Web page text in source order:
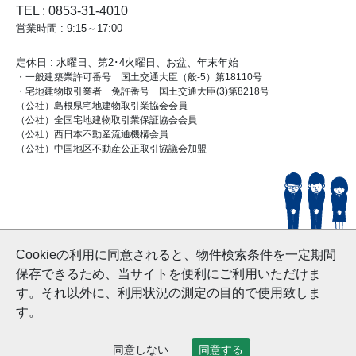
Cookieの利用に同意されると、物件検索条件を一定期間
保存できるため、当サイトを便利にご利用いただけま
す。それ以外に、利用状況の測定の目的で使用致しま
す。
同意しない 同意する
TEL : 0853-31-4010
営業時間 : 9:15～17:00
定休日 : 水曜日、第2･4火曜日、お盆、年末年始
・一般建築業許可番号 国土交通大臣（般-5）第18110号
・宅地建物取引業者 免許番号 国土交通大臣(3)第8218号
（公社）島根県宅地建物取引業協会会員
（公社）全国宅地建物取引業保証協会会員
（公社）西日本不動産流通機構会員
（公社）中国地区不動産公正取引協議会加盟
© HouseDoIzumo
and Nishinihon Home Co.ltd All Rights Reserved.